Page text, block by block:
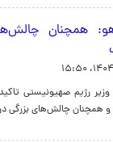
همچنان
رژیم صهیونیستی
همچنان چالش‌های بزرگی در